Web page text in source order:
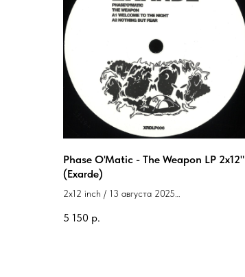
Phase O'Matic - The Weapon LP 2x12"
(Exarde)
2x12 inch / 13 августа 2025
5 150 р.